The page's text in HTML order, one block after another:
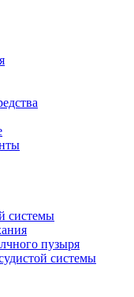
системы
пузыря
системы